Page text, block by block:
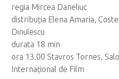
regia Mircea Daneliuc
distribuția Elena Amaria,
Dinulescu
durata 18 min
ora 13.00 Stavros Tornes,
Internațional de Film